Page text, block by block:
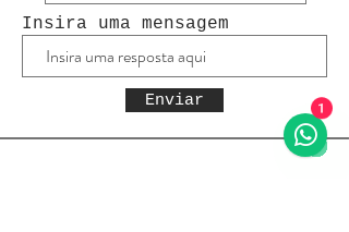
Insira uma mensagem
Enviar 1